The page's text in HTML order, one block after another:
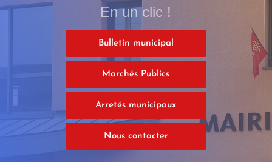
En un clic !
Bulletin municipal
Marchés Publics
Arretés municipaux
Nous contacter